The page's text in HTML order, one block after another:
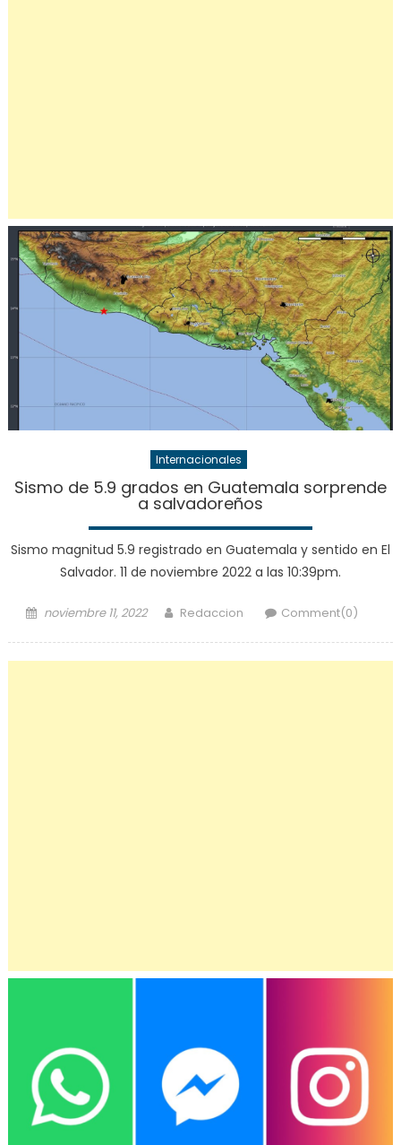
Internacionales
Sismo de 5.9 grados en Guatemala sorprende
a salvadoreños
Sismo magnitud 5.9 registrado en Guatemala y sentido en El
Salvador. 11 de noviembre 2022 a las 10:39pm.
Posted
noviembre 11, 2022 Author
Redaccion Comment(0)